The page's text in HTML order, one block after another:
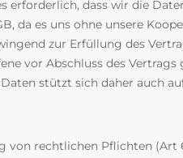
erforderlich, dass wir die
da es uns ohne unsere
zur Erfüllung des
vor Abschluss des
stützt sich daher auch
rechtlichen Pflichten (Art